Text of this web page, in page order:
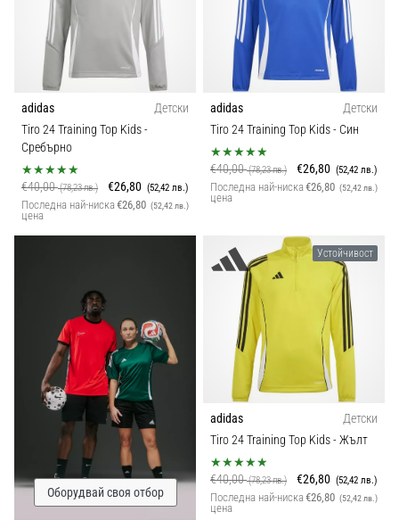
adidas
Детски
Tiro 24 Training Top Kids-
Сребърно
€40,00(78,23 лв.) €26,80 (52,42 лв.)
Последна най-ниска
цена
€26,80 (52,42 лв.)
adidas
Детски
Tiro 24 Training Top Kids- Син
€40,00(78,23 лв.) €26,80 (52,42 лв.)
Последна най-ниска
цена
€26,80 (52,42 лв.)
Оборудвай своя отбор
Устойчивост
adidas
Детски
Tiro 24 Training Top Kids- Жълт
€40,00(78,23 лв.) €26,80 (52,42 лв.)
Последна най-ниска
цена
€26,80 (52,42 лв.)